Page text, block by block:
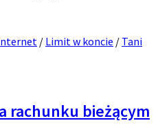
/ Limit w koncie / Tani
rachunku bieżącym